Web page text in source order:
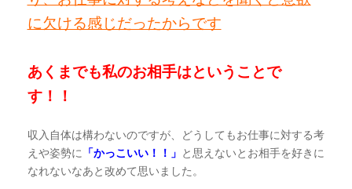
に欠ける感じだったからです
あくまでも私のお相手はということで
す！！
収入自体は構わないのですが、どうしてもお仕事に対する考
えや姿勢に 「かっこいい！！」 と思えないとお相手を好きに
なれないなあと改めて思いました。